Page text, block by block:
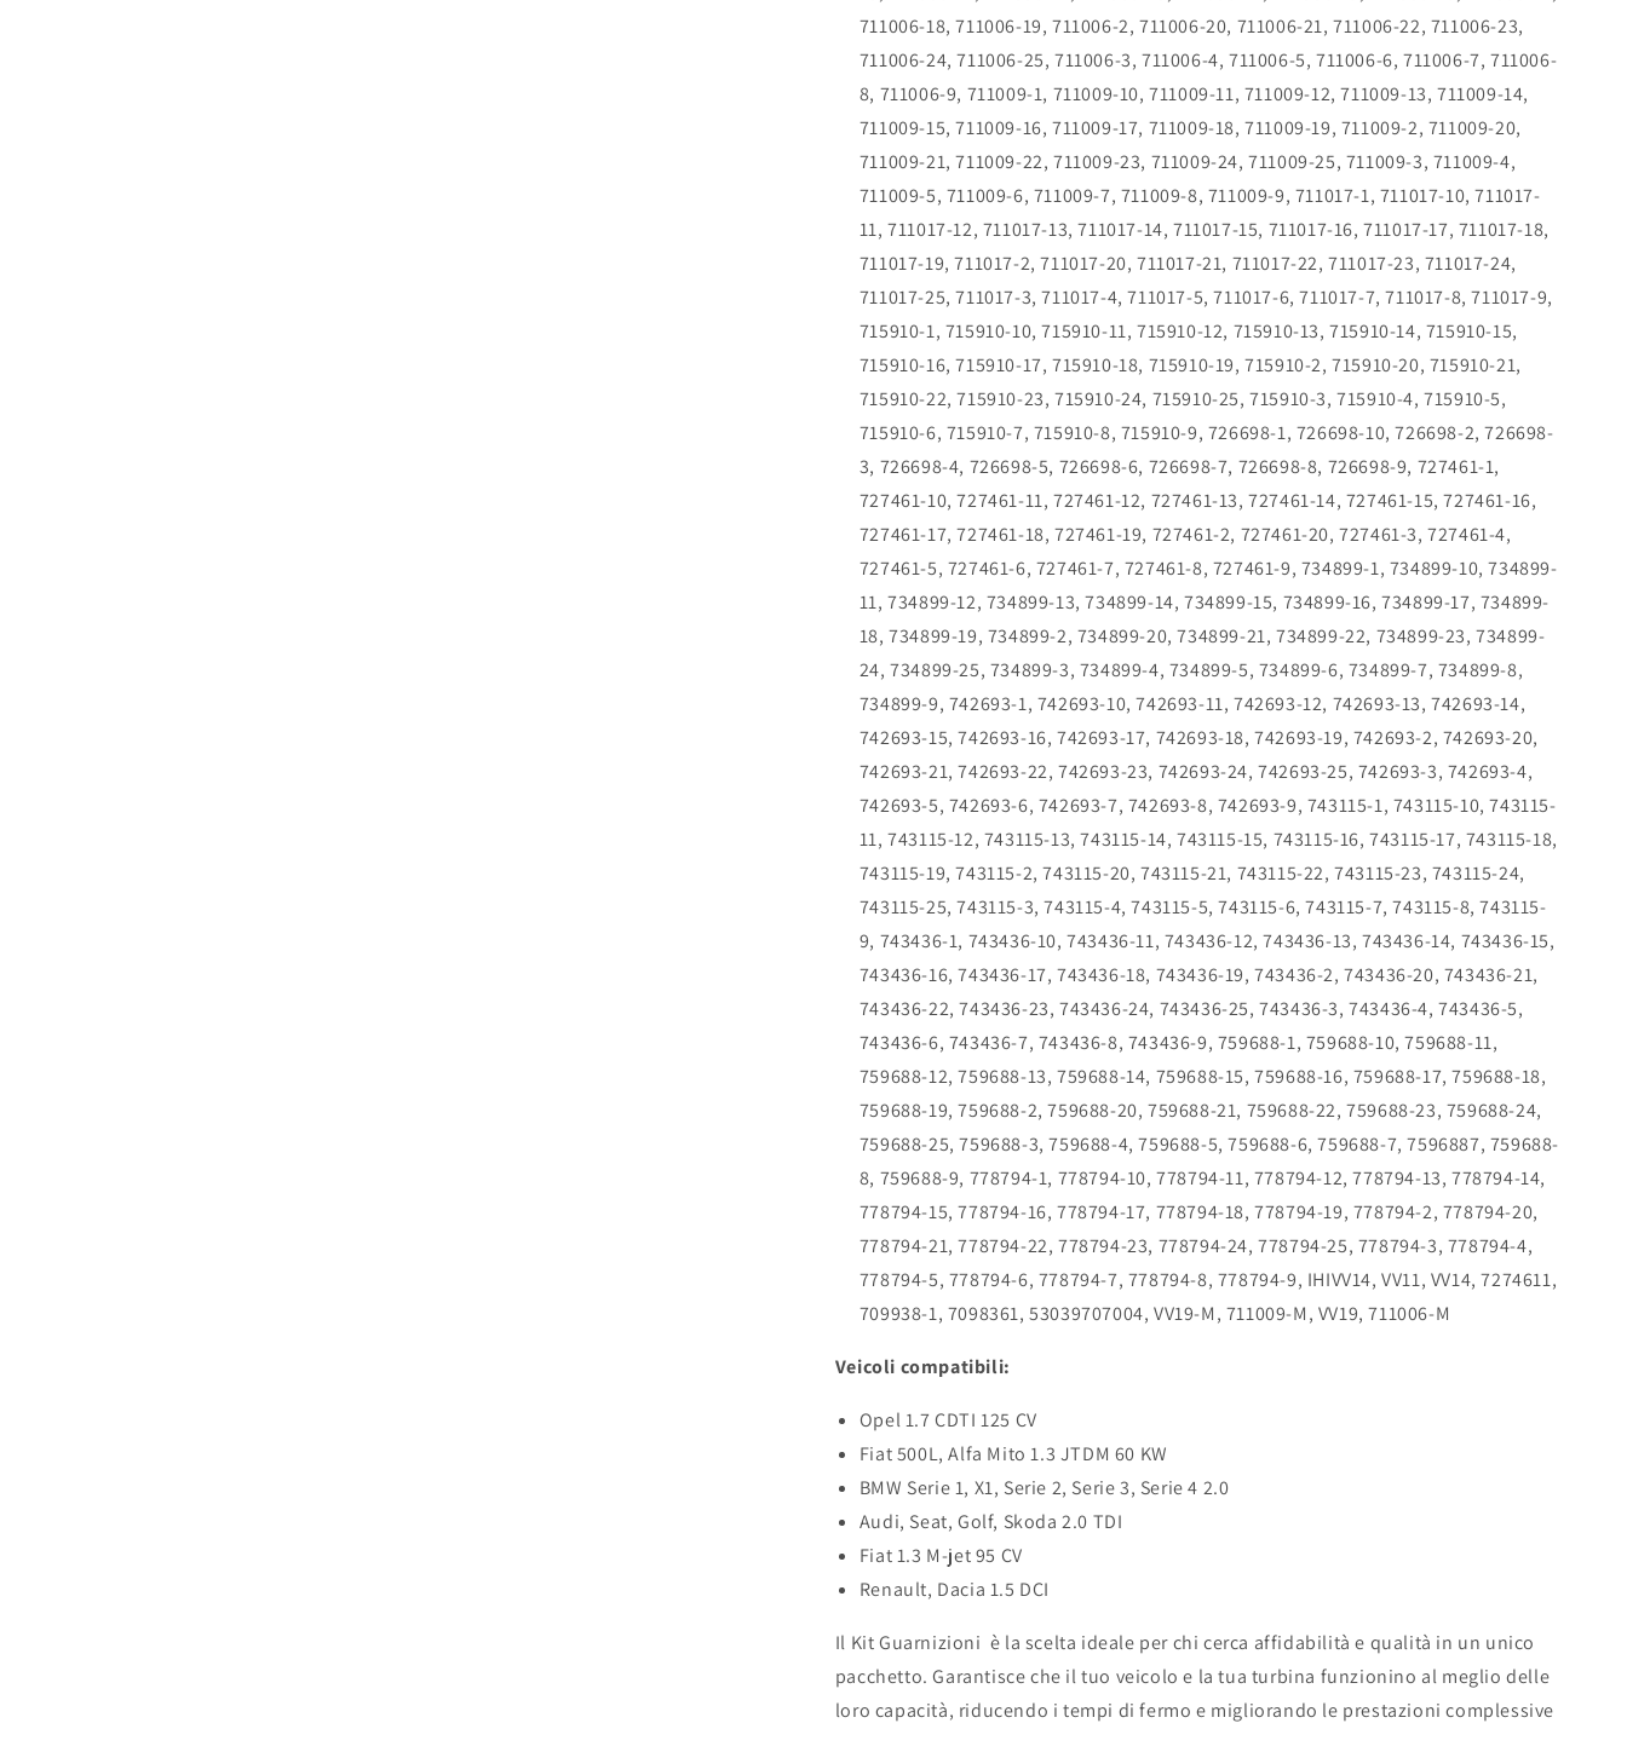
711006-18, 711006-19, 711006-2, 711006-20, 711006-21, 711006-22, 711006-23,
711006-24, 711006-25, 711006-3, 711006-4, 711006-5, 711006-6, 711006-7, 711006-
8, 711006-9, 711009-1, 711009-10, 711009-11, 711009-12, 711009-13, 711009-14,
711009-15, 711009-16, 711009-17, 711009-18, 711009-19, 711009-2, 711009-20,
711009-21, 711009-22, 711009-23, 711009-24, 711009-25, 711009-3, 711009-4,
711009-5, 711009-6, 711009-7, 711009-8, 711009-9, 711017-1, 711017-10, 711017-
11, 711017-12, 711017-13, 711017-14, 711017-15, 711017-16, 711017-17, 711017-18,
711017-19, 711017-2, 711017-20, 711017-21, 711017-22, 711017-23, 711017-24,
711017-25, 711017-3, 711017-4, 711017-5, 711017-6, 711017-7, 711017-8, 711017-9,
715910-1, 715910-10, 715910-11, 715910-12, 715910-13, 715910-14, 715910-15,
715910-16, 715910-17, 715910-18, 715910-19, 715910-2, 715910-20, 715910-21,
715910-22, 715910-23, 715910-24, 715910-25, 715910-3, 715910-4, 715910-5,
715910-6, 715910-7, 715910-8, 715910-9, 726698-1, 726698-10, 726698-2, 726698-
3, 726698-4, 726698-5, 726698-6, 726698-7, 726698-8, 726698-9, 727461-1,
727461-10, 727461-11, 727461-12, 727461-13, 727461-14, 727461-15, 727461-16,
727461-17, 727461-18, 727461-19, 727461-2, 727461-20, 727461-3, 727461-4,
727461-5, 727461-6, 727461-7, 727461-8, 727461-9, 734899-1, 734899-10, 734899-
11, 734899-12, 734899-13, 734899-14, 734899-15, 734899-16, 734899-17, 734899-
18, 734899-19, 734899-2, 734899-20, 734899-21, 734899-22, 734899-23, 734899-
24, 734899-25, 734899-3, 734899-4, 734899-5, 734899-6, 734899-7, 734899-8,
734899-9, 742693-1, 742693-10, 742693-11, 742693-12, 742693-13, 742693-14,
742693-15, 742693-16, 742693-17, 742693-18, 742693-19, 742693-2, 742693-20,
742693-21, 742693-22, 742693-23, 742693-24, 742693-25, 742693-3, 742693-4,
742693-5, 742693-6, 742693-7, 742693-8, 742693-9, 743115-1, 743115-10, 743115-
11, 743115-12, 743115-13, 743115-14, 743115-15, 743115-16, 743115-17, 743115-18,
743115-19, 743115-2, 743115-20, 743115-21, 743115-22, 743115-23, 743115-24,
743115-25, 743115-3, 743115-4, 743115-5, 743115-6, 743115-7, 743115-8, 743115-
9, 743436-1, 743436-10, 743436-11, 743436-12, 743436-13, 743436-14, 743436-15,
743436-16, 743436-17, 743436-18, 743436-19, 743436-2, 743436-20, 743436-21,
743436-22, 743436-23, 743436-24, 743436-25, 743436-3, 743436-4, 743436-5,
743436-6, 743436-7, 743436-8, 743436-9, 759688-1, 759688-10, 759688-11,
759688-12, 759688-13, 759688-14, 759688-15, 759688-16, 759688-17, 759688-18,
759688-19, 759688-2, 759688-20, 759688-21, 759688-22, 759688-23, 759688-24,
759688-25, 759688-3, 759688-4, 759688-5, 759688-6, 759688-7, 7596887, 759688-
8, 759688-9, 778794-1, 778794-10, 778794-11, 778794-12, 778794-13, 778794-14,
778794-15, 778794-16, 778794-17, 778794-18, 778794-19, 778794-2, 778794-20,
778794-21, 778794-22, 778794-23, 778794-24, 778794-25, 778794-3, 778794-4,
778794-5, 778794-6, 778794-7, 778794-8, 778794-9, IHIVV14, VV11, VV14, 7274611,
709938-1, 7098361, 53039707004, VV19-M, 711009-M, VV19, 711006-M
Veicoli compatibili:
Opel 1.7 CDTI 125 CV
Fiat 500L, Alfa Mito 1.3 JTDM 60 KW
BMW Serie 1, X1, Serie 2, Serie 3, Serie 4 2.0
Audi, Seat, Golf, Skoda 2.0 TDI
Fiat 1.3 M-jet 95 CV
Renault, Dacia 1.5 DCI
Il Kit Guarnizioni è la scelta ideale per chi cerca affidabilità e qualità in un unico
pacchetto. Garantisce che il tuo veicolo e la tua turbina funzionino al meglio delle
loro capacità, riducendo i tempi di fermo e migliorando le prestazioni complessive